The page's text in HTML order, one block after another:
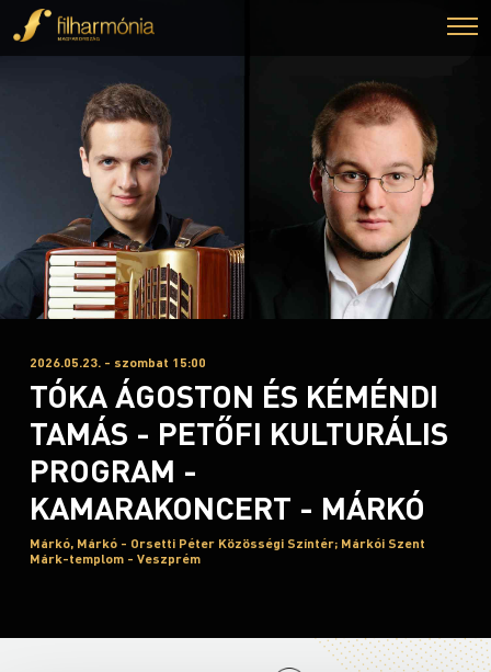
2026.05.23. - szombat 15:00
TÓKA ÁGOSTON ÉS KÉMÉNDI
TAMÁS - PETŐFI KULTURÁLIS
PROGRAM -
KAMARAKONCERT - MÁRKÓ
Márkó, Márkó - Orsetti Péter Közösségi Színtér; Márkói Szent
Márk-templom - Veszprém